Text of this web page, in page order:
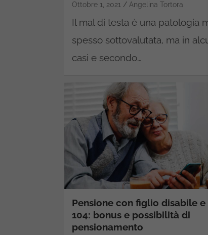
Ottobre 1, 2021 Angelina Tortora
Il mal di testa è una patologia
spesso sottovalutata, ma in
casi e secondo…
Pensione con figlio disabile
104: bonus e possibilità di
pensionamento